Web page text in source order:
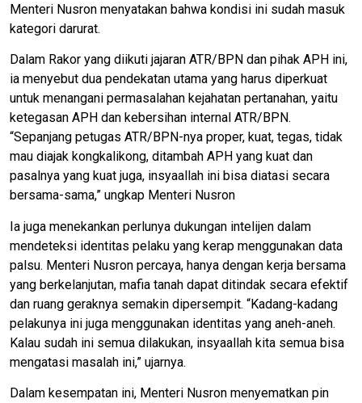
Menteri Nusron menyatakan bahwa kondisi ini sudah masuk
kategori darurat.
Dalam Rakor yang diikuti jajaran ATR/BPN dan pihak APH ini,
ia menyebut dua pendekatan utama yang harus diperkuat
untuk menangani permasalahan kejahatan pertanahan, yaitu
ketegasan APH dan kebersihan internal ATR/BPN.
“Sepanjang petugas ATR/BPN-nya proper, kuat, tegas, tidak
mau diajak kongkalikong, ditambah APH yang kuat dan
pasalnya yang kuat juga, insyaallah ini bisa diatasi secara
bersama-sama,” ungkap Menteri Nusron
Ia juga menekankan perlunya dukungan intelijen dalam
mendeteksi identitas pelaku yang kerap menggunakan data
palsu. Menteri Nusron percaya, hanya dengan kerja bersama
yang berkelanjutan, mafia tanah dapat ditindak secara efektif
dan ruang geraknya semakin dipersempit. “Kadang-kadang
pelakunya ini juga menggunakan identitas yang aneh-aneh.
Kalau sudah ini semua dilakukan, insyaallah kita semua bisa
mengatasi masalah ini,” ujarnya.
Dalam kesempatan ini, Menteri Nusron menyematkan pin